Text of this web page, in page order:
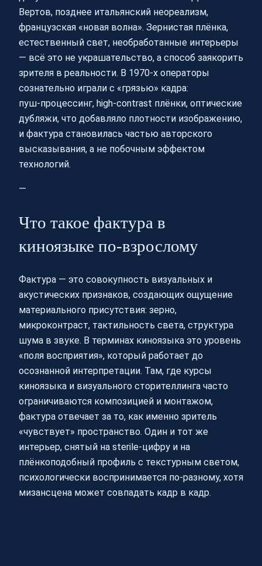
Вертов, позднее итальянский неореализм,
французская «новая волна». Зернистая плёнка,
естественный свет, необработанные интерьеры
— всё это не украшательство, а способ заякорить
зрителя в реальности. В 1970‑х операторы
сознательно играли с «грязью» кадра:
пуш‑процессинг, high‑contrast плёнки, оптические
дубляжи, что добавляло плотности изображению,
и фактура становилась частью авторского
высказывания, а не побочным эффектом
технологий.
—
Что такое фактура в
киноязыке по‑взрослому
Фактура — это совокупность визуальных и
акустических признаков, создающих ощущение
материального присутствия: зерно,
микроконтраст, тактильность света, структура
шума в звуке. В терминах киноязыка это уровень
«поля восприятия», который работает до
осознанной интерпретации. Там, где курсы
киноязыка и визуального сторителлинга часто
ограничиваются композицией и монтажом,
фактура отвечает за то, как именно зритель
«чувствует» пространство. Один и тот же
интерьер, снятый на sterile‑цифру и на
плёнкоподобный профиль с текстурным светом,
психологически воспринимается по‑разному, хотя
мизансцена может совпадать кадр в кадр.